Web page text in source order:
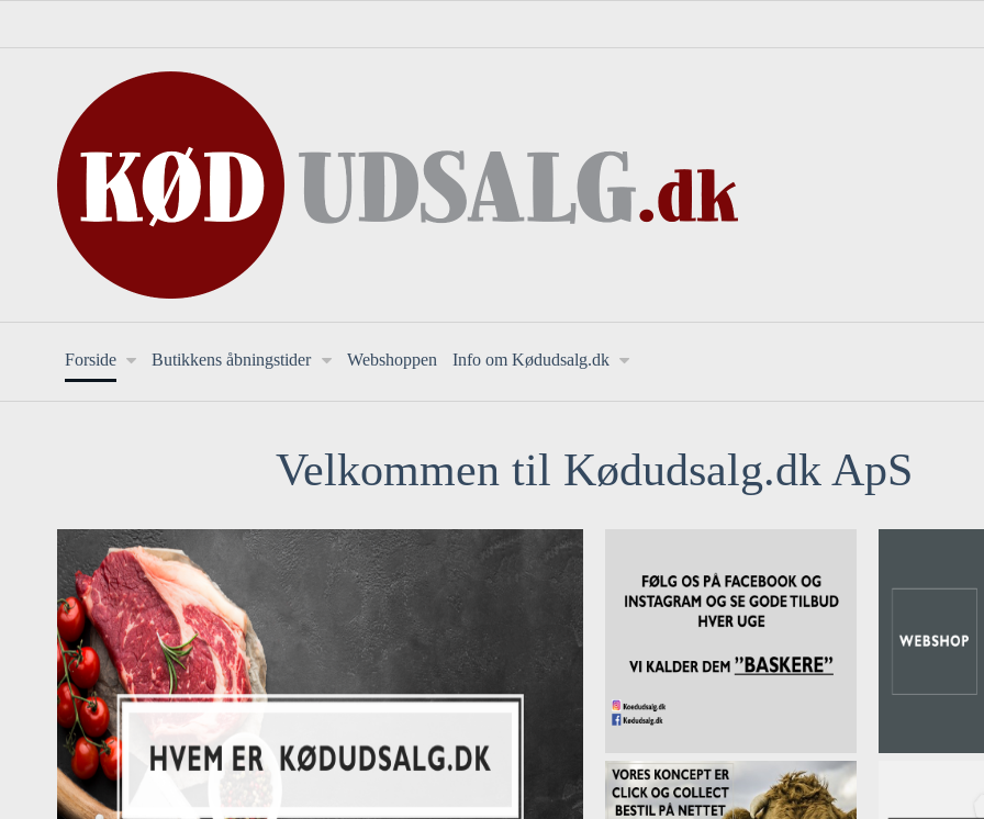
Forside Butikkens åbningstider Webshoppen Info om Kødudsalg.dk
Velkommen til Kødudsalg.dk ApS